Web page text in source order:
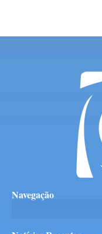
Navegação